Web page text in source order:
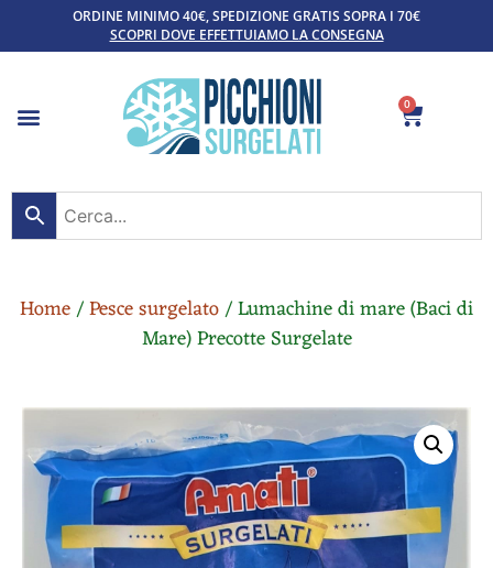
ORDINE MINIMO 40€, SPEDIZIONE GRATIS SOPRA I 70€
SCOPRI DOVE EFFETTUIAMO LA CONSEGNA
0
Home/Pesce surgelato/ Lumachine di mare (Baci di
Mare) Precotte Surgelate